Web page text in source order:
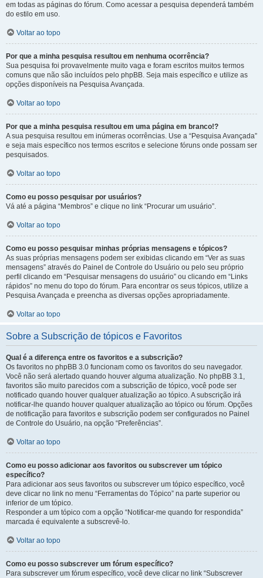
em todas as páginas do fórum. Como acessar a pesquisa dependerá também
do estilo em uso.
Voltar ao topo
Por que a minha pesquisa resultou em nenhuma ocorrência?
Sua pesquisa foi provavelmente muito vaga e foram escritos muitos termos
comuns que não são incluídos pelo phpBB. Seja mais específico e utilize as
opções disponíveis na Pesquisa Avançada.
Voltar ao topo
Por que a minha pesquisa resultou em uma página em branco!?
A sua pesquisa resultou em inúmeras ocorrências. Use a “Pesquisa Avançada”
e seja mais específico nos termos escritos e selecione fóruns onde possam ser
pesquisados.
Voltar ao topo
Como eu posso pesquisar por usuários?
Vá até a página “Membros” e clique no link “Procurar um usuário”.
Voltar ao topo
Como eu posso pesquisar minhas próprias mensagens e tópicos?
As suas próprias mensagens podem ser exibidas clicando em “Ver as suas
mensagens” através do Painel de Controle do Usuário ou pelo seu próprio
perfil clicando em “Pesquisar mensagens do usuário” ou clicando em “Links
rápidos” no menu do topo do fórum. Para encontrar os seus tópicos, utilize a
Pesquisa Avançada e preencha as diversas opções apropriadamente.
Voltar ao topo
Sobre a Subscrição de tópicos e Favoritos
Qual é a diferença entre os favoritos e a subscrição?
Os favoritos no phpBB 3.0 funcionam como os favoritos do seu navegador.
Você não será alertado quando houver alguma atualização. No phpBB 3.1,
favoritos são muito parecidos com a subscrição de tópico, você pode ser
notificado quando houver qualquer atualização ao tópico. A subscrição irá
notificar-lhe quando houver qualquer atualização ao tópico ou fórum. Opções
de notificação para favoritos e subscrição podem ser configurados no Painel
de Controle do Usuário, na opção “Preferências”.
Voltar ao topo
Como eu posso adicionar aos favoritos ou subscrever um tópico
específico?
Para adicionar aos seus favoritos ou subscrever um tópico específico, você
deve clicar no link no menu “Ferramentas do Tópico” na parte superior ou
inferior de um tópico.
Responder a um tópico com a opção “Notificar-me quando for respondida”
marcada é equivalente a subscrevê-lo.
Voltar ao topo
Como eu posso subscrever um fórum específico?
Para subscrever um fórum específico, você deve clicar no link “Subscrever